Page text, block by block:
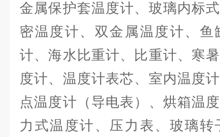
金属保护套温度计、玻璃内标
密温度计、双金属温度计、
计、海水比重计、比重计、寒
度计、温度计表芯、室内温度
点温度计（导电表）、烘箱温
力式温度计、压力表、玻璃